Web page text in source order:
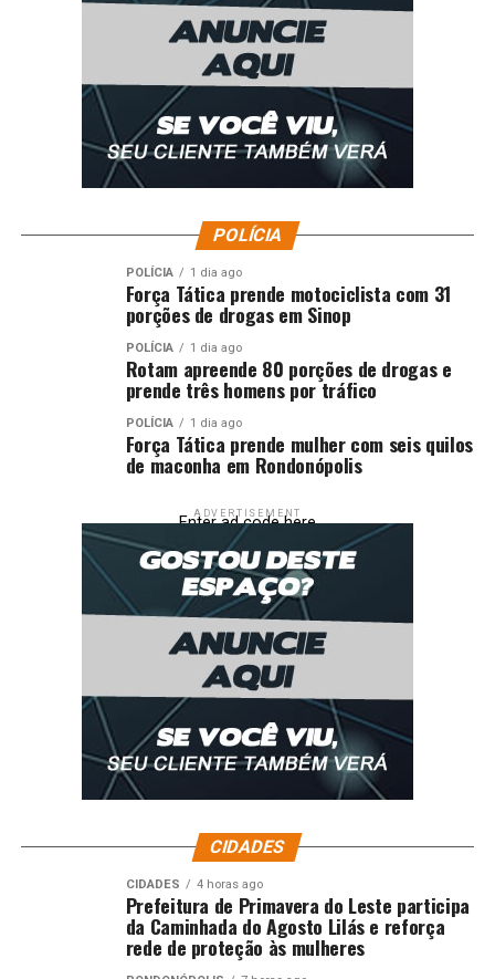
Após articulação de Paula Calil, obras de asfalto
avançam no Jardim Presidente II e Residencial Coxipó
POLÍCIA
POLÍCIA 1 dia ago
Força Tática prende motociclista com 31
porções de drogas em Sinop
POLÍCIA 1 dia ago
Rotam apreende 80 porções de drogas e
prende três homens por tráfico
POLÍCIA 1 dia ago
Força Tática prende mulher com seis quilos
de maconha em Rondonópolis
ADVERTISEMENT
Enter ad code here
CIDADES
CIDADES 4 horas ago
Prefeitura de Primavera do Leste participa
da Caminhada do Agosto Lilás e reforça
rede de proteção às mulheres